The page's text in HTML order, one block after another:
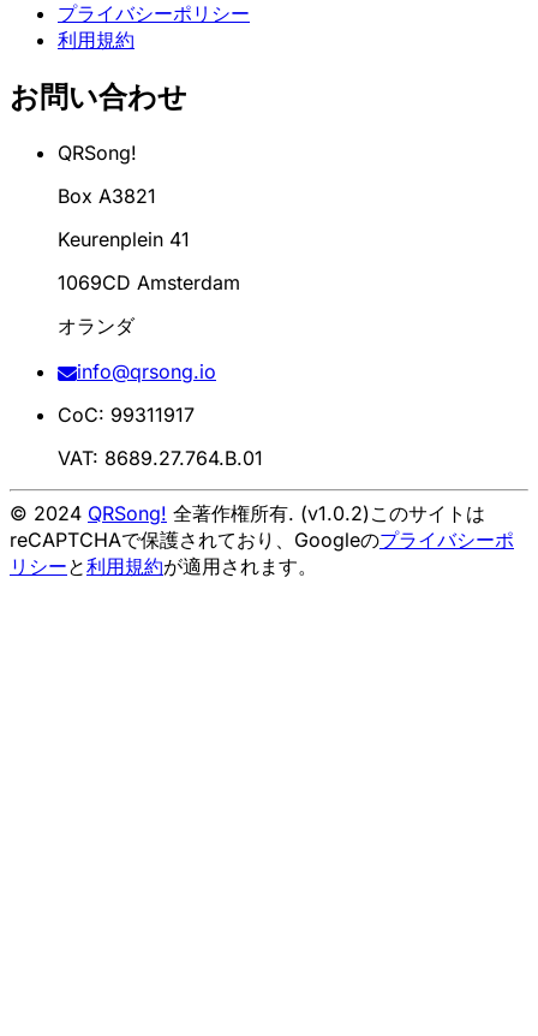
プライバシーポリシー
利用規約
お問い合わせ
QRSong!
Box A3821
Keurenplein 41
1069CD Amsterdam
オランダ
info@qrsong.io
CoC: 99311917
VAT: 8689.27.764.B.01
© 2024 QRSong! 全著作権所有. (v1.0.2)このサイトは
reCAPTCHAで保護されており、Googleのプライバシーポ
リシーと利用規約が適用されます。